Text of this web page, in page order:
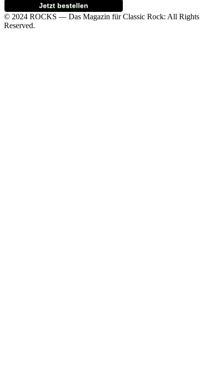
Jetzt bestellen
© 2024 ROCKS — Das Magazin für Classic Rock: All Rights
Reserved.